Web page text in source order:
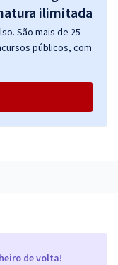
de volta!
São mais de 25
públicos, com